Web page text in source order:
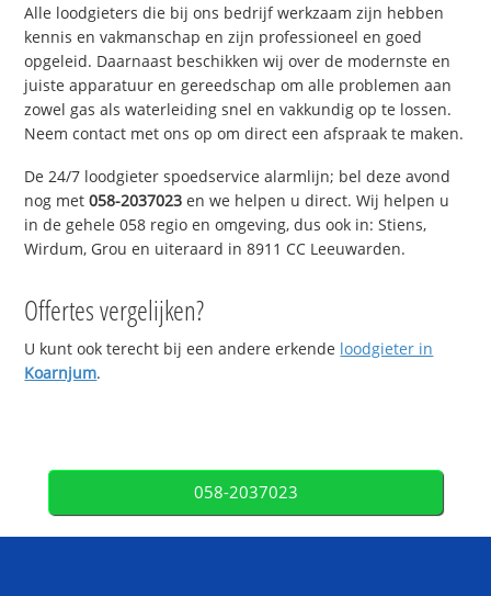
Alle loodgieters die bij ons bedrijf werkzaam zijn hebben
kennis en vakmanschap en zijn professioneel en goed
opgeleid. Daarnaast beschikken wij over de modernste en
juiste apparatuur en gereedschap om alle problemen aan
zowel gas als waterleiding snel en vakkundig op te lossen.
Neem contact met ons op om direct een afspraak te maken.
De 24/7 loodgieter spoedservice alarmlijn; bel deze avond
nog met058-2037023 en we helpen u direct. Wij helpen u
in de gehele 058 regio en omgeving, dus ook in: Stiens,
Wirdum, Grou en uiteraard in 8911 CC Leeuwarden.
Offertes vergelijken?
U kunt ook terecht bij een andere erkende loodgieter in
Koarnjum.
058-2037023